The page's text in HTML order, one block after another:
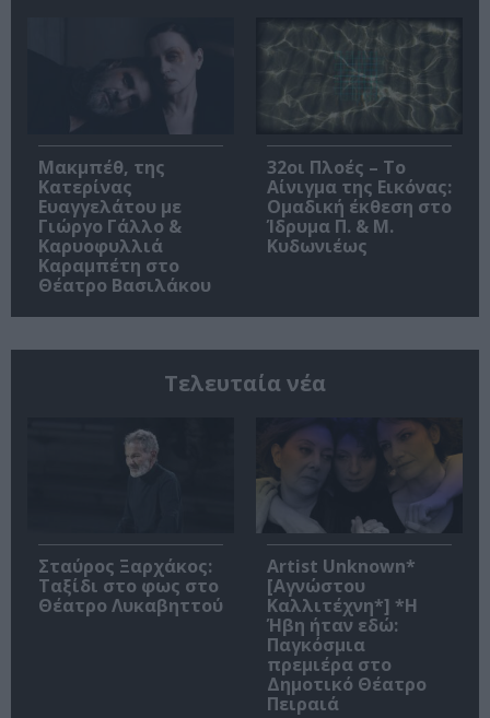
Μακμπέθ, της
Κατερίνας
Ευαγγελάτου με
Γιώργο Γάλλο &
Καρυοφυλλιά
Καραμπέτη στο
Θέατρο Βασιλάκου
32οι Πλοές – Το
Αίνιγμα της Εικόνας:
Ομαδική έκθεση στο
Ίδρυμα Π. & Μ.
Κυδωνιέως
Τελευταία νέα
Σταύρος Ξαρχάκος:
Ταξίδι στο φως στο
Θέατρο Λυκαβηττού
Artist Unknown*
[Αγνώστου
Καλλιτέχνη*] *Η
Ήβη ήταν εδώ:
Παγκόσμια
πρεμιέρα στο
Δημοτικό Θέατρο
Πειραιά